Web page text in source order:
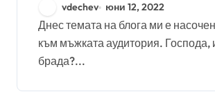
vdechev юни 12, 2022
Днес темата на блога ми е насочена главно
към мъжката аудитория. Господа,
брада?...